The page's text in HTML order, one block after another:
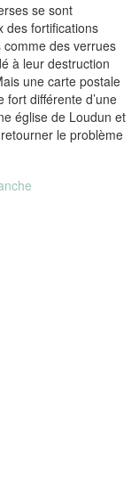
se sont
des fortifications
comme des verrues
à leur destruction
une carte postale
différente d’une
église de Loudun et
le problème